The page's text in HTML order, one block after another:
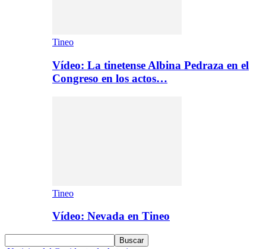
Tineo
Vídeo: La tinetense Albina Pedraza en el
Congreso en los actos…
Tineo
Vídeo: Nevada en Tineo